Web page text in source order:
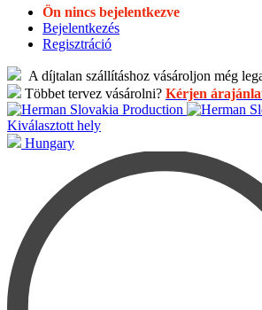
Ön nincs bejelentkezve
Bejelentkezés
Regisztráció
A díjtalan szállításhoz vásároljon még
Többet tervez vásárolni? Kérjen
Kiválasztott hely
Hungary